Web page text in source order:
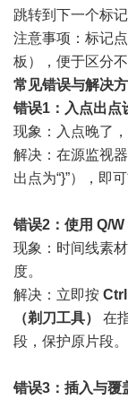
跳转到下一个标
注意事项：标记
板），便于区分
常见错误与解决
错误1：入点出点
现象：入点晚了
解决：在源监视
出点为“}”），即
错误2：使用 Q/
现象：时间线素
度。
解决：立即按
（剃刀工具）
在
段，保护原片段。
错误3：插入与覆